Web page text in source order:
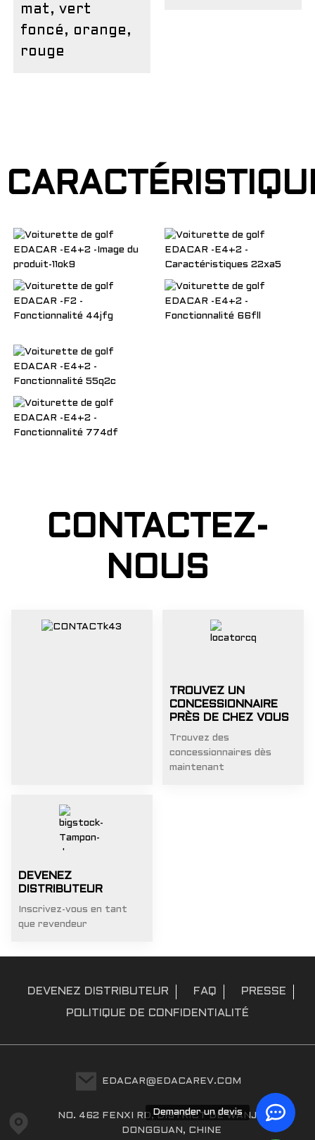
Demander un devis
mat, vert
foncé, orange,
rouge
CONTACTEZ-
NOUS
TROUVEZ UN
CONCESSIONNAIRE
PRÈS DE CHEZ VOUS
Trouvez des
concessionnaires dès
maintenant
DEVENEZ
DISTRIBUTEUR
Inscrivez-vous en tant
que revendeur
DEVENEZ DISTRIBUTEUR FAQ PRESSE
POLITIQUE DE CONFIDENTIALITÉ
EDACAR@EDACAREV.COM
NO. 462 FENXI RD, DISTRICT DE WANJIANG,
DONGGUAN, CHINE